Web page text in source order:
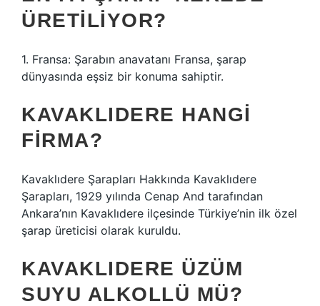
ÜRETILIYOR?
1. Fransa: Şarabın anavatanı Fransa, şarap
dünyasında eşsiz bir konuma sahiptir.
KAVAKLIDERE HANGI
FIRMA?
Kavaklıdere Şarapları Hakkında Kavaklıdere
Şarapları, 1929 yılında Cenap And tarafından
Ankara’nın Kavaklıdere ilçesinde Türkiye’nin ilk özel
şarap üreticisi olarak kuruldu.
KAVAKLIDERE ÜZÜM
SUYU ALKOLLÜ MÜ?